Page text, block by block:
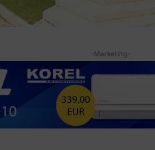
-Marketing-